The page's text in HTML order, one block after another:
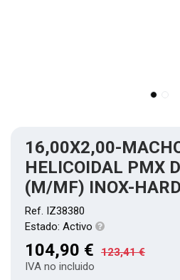
16,00X2,00-
HELICOIDAL PMX
(M/MF) INOX-HARD
Ref. IZ38380
Estado: Activo
104,90 € 123,41€
IVA no incluido